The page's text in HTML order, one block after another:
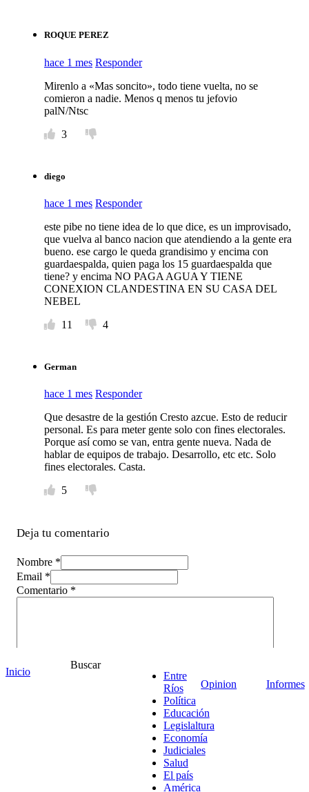
ROQUE PEREZ
hace 1 mes Responder
Mirenlo a «Mas soncito», todo tiene vuelta, no se
comieron a nadie. Menos q menos tu jefovio
palN/Ntsc
3
diego
hace 1 mes Responder
este pibe no tiene idea de lo que dice, es un improvisado,
que vuelva al banco nacion que atendiendo a la gente era
bueno. ese cargo le queda grandisimo y encima con
guardaespalda, quien paga los 15 guardaespalda que
tiene? y encima NO PAGA AGUA Y TIENE
CONEXION CLANDESTINA EN SU CASA DEL
NEBEL
11
4
German
hace 1 mes Responder
Que desastre de la gestión Cresto azcue. Esto de reducir
personal. Es para meter gente solo con fines electorales.
Porque así como se van, entra gente nueva. Nada de
hablar de equipos de trabajo. Desarrollo, etc etc. Solo
fines electorales. Casta.
5
Deja tu comentario
Nombre *
Email *
Comentario *
Inicio
Buscar
Entre
Ríos
Política
Educación
Legislaltura
Economía
Judiciales
Salud
El país
América
Opinion Informes